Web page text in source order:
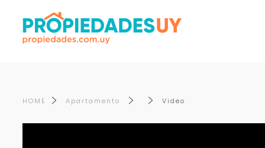
HOME Apartamento Video